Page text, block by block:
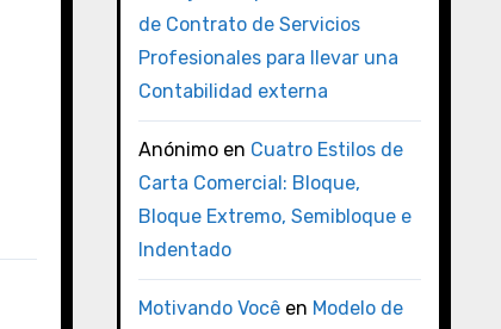
de Contrato de Servicios
Profesionales para llevar una
Contabilidad externa
Anónimoen Cuatro Estilos de
Carta Comercial: Bloque,
Bloque Extremo, Semibloque e
Indentado
Motivando Vocêen Modelo de